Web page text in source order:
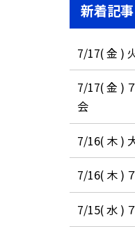
新着記事
7/17( 金 )
7/17( 金 )
会
7/16( 木 )
7/16( 木 )
7/15( 水 )